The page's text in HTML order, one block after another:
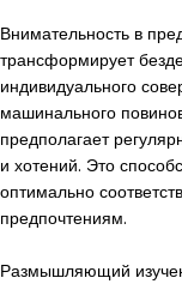
Внимательность в
трансформирует
индивидуального
машинального
предполагает
и хотений. Это
оптимально
предпочтениям.
Размышляющий